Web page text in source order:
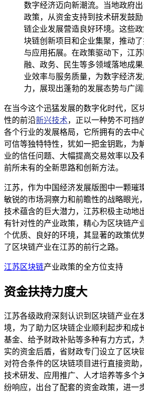
数字经济迈向新潮流。当地政府
政策，从资金支持到技术研发鼓
链企业发展营造良好环境。这些
块链创新项目和企业集聚，推动
与应用拓展。在政策驱动下，江
融、政务、民生等多领域落地成
业效率与服务质量，为数字经济
力，展现出蓬勃的发展态势与广阔
在当今这个迅猛发展的数字化时代，区
性的前沿新兴技术，正以一种势不可挡
各个行业的发展格局，它所拥有的去中
可信等独特特性，犹如一把金钥匙，为
业的信任问题、大幅提高交易效率以及
前所未有的全新思路和创新方法。
江苏，作为中国经济发展版图中一颗璀
敏锐的市场洞察力和前瞻性的战略眼光
技术蕴含的巨大潜力，江苏积极主动地
有针对性的产业政策，精心为区块链产
个优质、良好的环境，其显著的政策优
了区块链产业在江苏的前行之路。
江苏区块链产业政策的全方位支持
资金扶持力度大
江苏各级政府深刻认识到区块链产业在
境，为了助力区块链企业顺利起步和成
基金、给予财政补贴等多种有力方式，
实的资金后盾，省财政专门设立了区块
对符合条件的区块链项目进行直接资助
技术研发、应用推广、人才培养等多个
纷响应，出台了配套的资金政策，进一